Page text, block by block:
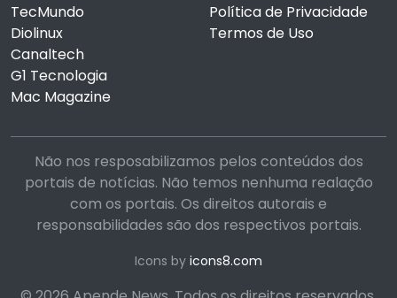
TecMundo
Diolinux
Canaltech
G1 Tecnologia
Mac Magazine
Política de Privacidade
Termos de Uso
Não nos resposabilizamos pelos conteúdos dos
portais de notícias. Não temos nenhuma realação
com os portais. Os direitos autorais e
responsabilidades são dos respectivos portais.
Icons by icons8.com